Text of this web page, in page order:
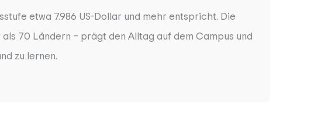
etwa 7.986 US-Dollar und mehr entspricht. Die
70 Ländern – prägt den Alltag auf dem Campus und
zu lernen.